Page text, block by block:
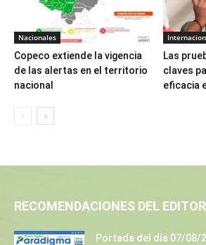
Nacionales
Copeco extiende la vigencia
de las alertas en el territorio
nacional
Las
claves
eficacia
RECOMENDACIONES DEL EDITOR
Portada del día 07/08/